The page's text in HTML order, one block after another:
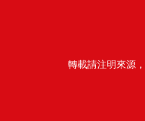
轉載請注明來源，